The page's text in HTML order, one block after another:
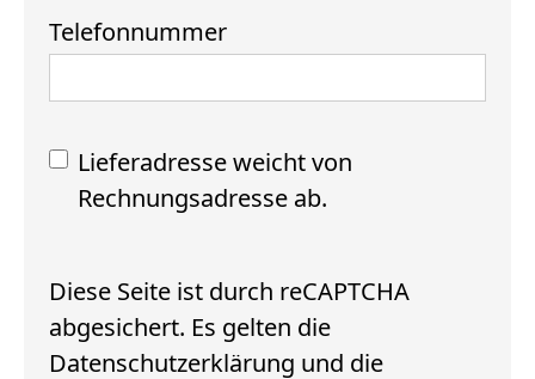
Telefonnummer
Lieferadresse weicht von
Rechnungsadresse ab.
Diese Seite ist durch reCAPTCHA
abgesichert. Es gelten die
Datenschutzerklärung und die